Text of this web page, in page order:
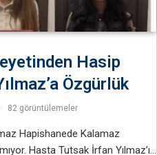
Hasip
Özgürlük
82 görüntülemeler
Hapishanede Kalamaz
Hasta Tutsak İrfan Yılmaz’ı